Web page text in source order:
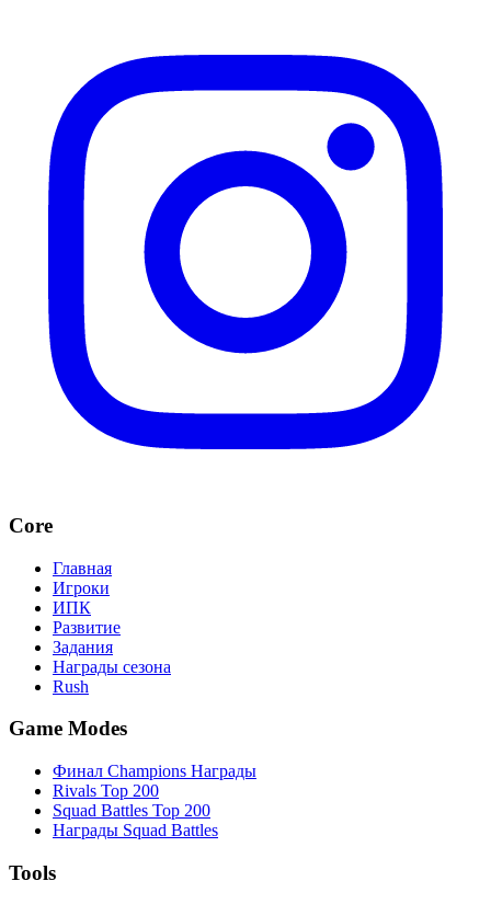
Core
Главная
Игроки
ИПК
Развитие
Задания
Награды сезона
Rush
Game Modes
Финал Champions Награды
Rivals Top 200
Squad Battles Top 200
Награды Squad Battles
Tools